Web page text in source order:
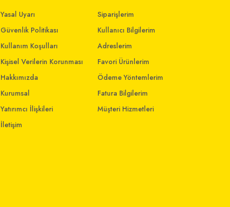
Yasal Uyarı
Güvenlik Politikası
Kullanım Koşulları
Kişisel Verilerin Korunması
Hakkımızda
Kurumsal
Yatırımcı İlişkileri
İletişim
Siparişlerim
Kullanıcı Bilgilerim
Adreslerim
Favori Ürünlerim
Ödeme Yöntemlerim
Fatura Bilgilerim
Müşteri Hizmetleri